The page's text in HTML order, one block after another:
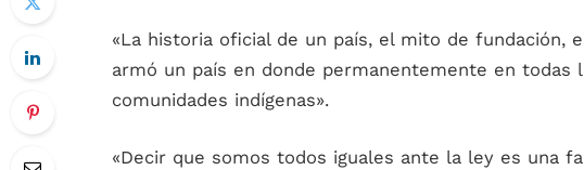
«La historia oficial de un país, el mito de fundación,
armó un país en donde permanentemente en todas
comunidades indígenas».
«Decir que somos todos iguales ante la ley es una